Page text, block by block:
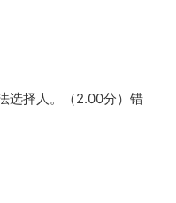
选择人。（2.00分）错